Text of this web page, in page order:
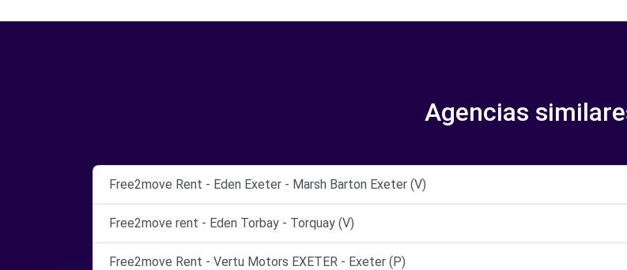
Agencias
Free2move Rent - Eden Exeter - Marsh Barton Exeter (V)
Free2move rent - Eden Torbay - Torquay (V)
Free2move Rent - Vertu Motors EXETER - Exeter (P)